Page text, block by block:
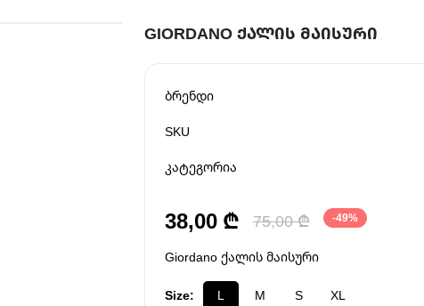
GIORDANO ᲥᲐᲚᲘᲡ ᲛᲐᲘᲡᲣᲠᲘ
ბრენდი
SKU
კატეგორია
38,00 ₾ 75,00 ₾ -49%
Giordano ქალის მაისური
Size: L M S XL